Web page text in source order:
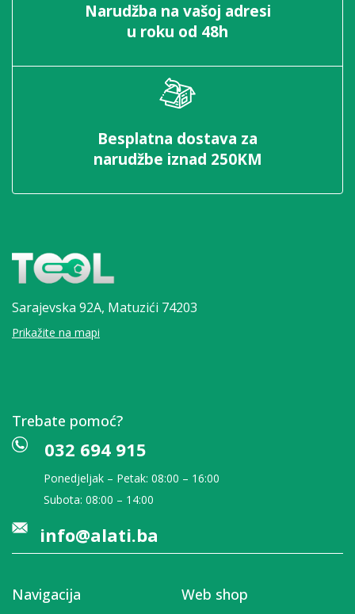
Narudžba na vašoj adresi
u roku od 48h
Besplatna dostava za
narudžbe iznad 250KM
Sarajevska 92A, Matuzići 74203
Prikažite na mapi
Trebate pomoć?
032 694 915
Ponedjeljak – Petak: 08:00 – 16:00
Subota: 08:00 – 14:00
info@alati.ba
Navigacija Web shop